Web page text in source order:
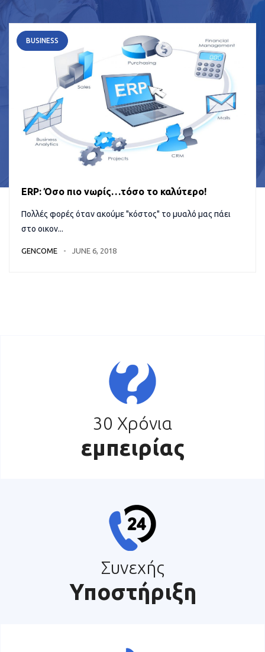
BUSINESS
ERP: Όσο πιο νωρίς…τόσο το καλύτερο!
Πολλές φορές όταν ακούμε "κόστος" το μυαλό μας πάει
στο οικον...
GENCOME JUNE 6, 2018
30 Χρόνια
εμπειρίας
Συνεχής
Υποστήριξη